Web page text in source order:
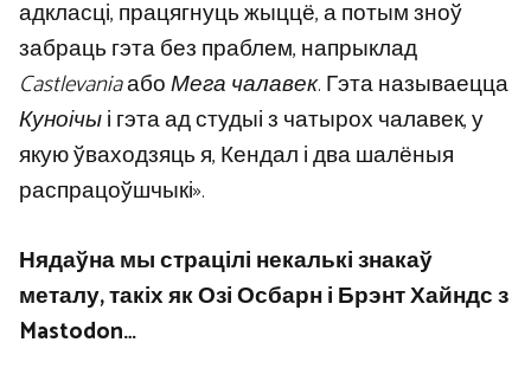
адкласці, працягнуць жыццё, а потым зноў
забраць гэта без праблем, напрыклад
CastlevaniaабоМега чалавек. Гэта называецца
Куноічыі гэта ад студыі з чатырох чалавек, у
якую ўваходзяць я, Кендал і два шалёныя
распрацоўшчыкі».
Нядаўна мы страцілі некалькі знакаў
металу, такіх як Озі Осбарн і Брэнт Хайндс з
Mastodon…